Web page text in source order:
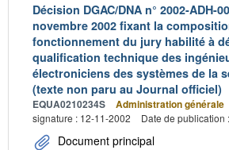
Décision DGAC/DNA n° 2002-ADH-
novembre 2002 fixant la
fonctionnement du jury habilité à
qualification technique des
électroniciens des systèmes de la
(texte non paru au Journal officiel)
EQUA0210234S Administration générale
signature : 12-11-2002
Date de publication
Document principal